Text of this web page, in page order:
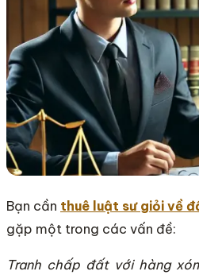
Bạn cần thuê luật sư giỏi về
gặp một trong các vấn đề:
Tranh chấp đất với hàng